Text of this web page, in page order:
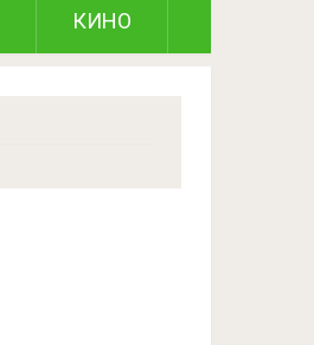
КИНО